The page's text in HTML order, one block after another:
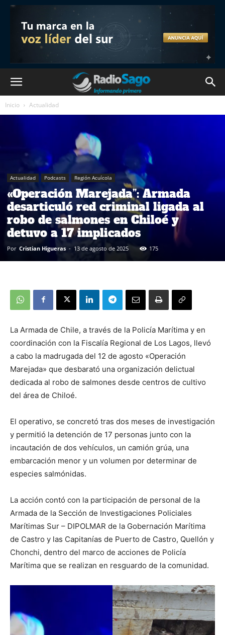
Inicio Actualidad
Actualidad Podcasts Región Acuícola
«Operación Marejada”: Armada
desarticuló red criminal ligada al
robo de salmones en Chiloé y
detuvo a 17 implicados
Por Cristian Higueras - 13 de agosto de 2025 175
La Armada de Chile, a través de la Policía Marítima y en
coordinación con la Fiscalía Regional de Los Lagos, llevó
a cabo la madrugada del 12 de agosto «Operación
Marejada» que desbarató una organización delictual
dedicada al robo de salmones desde centros de cultivo
del área de Chiloé.
El operativo, se concretó tras dos meses de investigación
y permitió la detención de 17 personas junto con la
incautación de dos vehículos, un camión grúa, una
embarcación menor y un volumen por determinar de
especies salmónidas.
La acción contó con la participación de personal de la
Armada de la Sección de Investigaciones Policiales
Marítimas Sur – DIPOLMAR de la Gobernación Marítima
de Castro y las Capitanías de Puerto de Castro, Quellón y
Chonchi, dentro del marco de acciones de Policía
Marítima que se realizan en resguardo de la comunidad.